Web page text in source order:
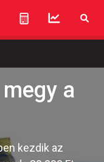
a
kezdik az